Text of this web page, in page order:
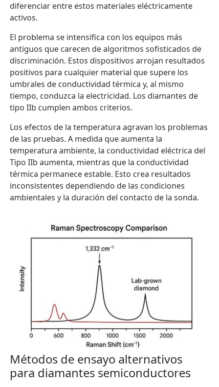
diferenciar entre estos materiales eléctricamente
activos.
El problema se intensifica con los equipos más
antiguos que carecen de algoritmos sofisticados de
discriminación. Estos dispositivos arrojan resultados
positivos para cualquier material que supere los
umbrales de conductividad térmica y, al mismo
tiempo, conduzca la electricidad. Los diamantes de
tipo IIb cumplen ambos criterios.
Los efectos de la temperatura agravan los problemas
de las pruebas. A medida que aumenta la
temperatura ambiente, la conductividad eléctrica del
Tipo IIb aumenta, mientras que la conductividad
térmica permanece estable. Esto crea resultados
inconsistentes dependiendo de las condiciones
ambientales y la duración del contacto de la sonda.
Métodos de ensayo alternativos
para diamantes semiconductores